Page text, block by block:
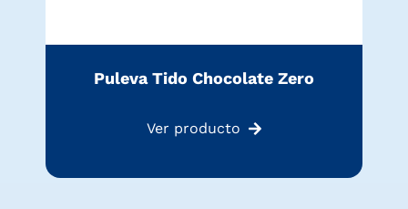
Puleva Tido Chocolate Zero
Ver producto